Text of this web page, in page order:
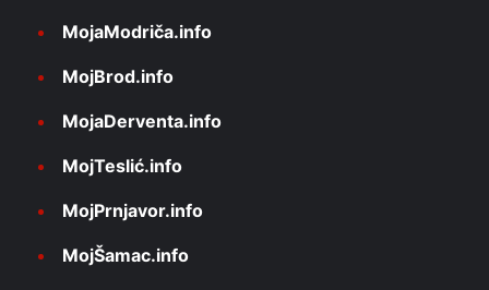
MojaModriča.info
MojBrod.info
MojaDerventa.info
MojTeslić.info
MojPrnjavor.info
MojŠamac.info